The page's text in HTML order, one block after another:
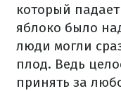
который
яблоко было
люди могли
плод. Ведь
принять за